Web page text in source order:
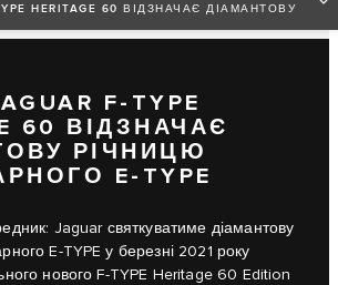
HERITAGE 60 ВІДЗНАЧАЄ ДІАМАНТОВУ
F-TYPE
60 ВІДЗНАЧАЄ
РІЧНИЦЮ
E-TYPE
Jaguar святкуватиме діамантову
E-TYPE у березні 2021 року
нового F-TYPE Heritage 60 Edition